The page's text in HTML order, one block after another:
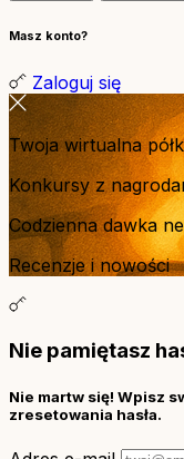
Masz konto?
Zaloguj się
Twoja wirtualna
Konkursy z
Codzienna dawka
Recenzje i nowości
Nie pamiętasz
Nie martw się! Wpisz
zresetowania hasła.